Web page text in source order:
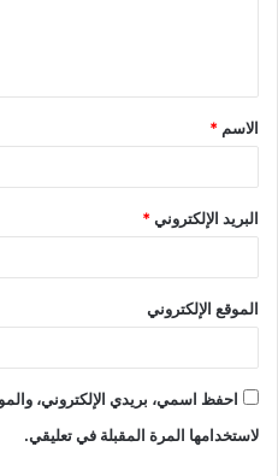
ق
*
الاسم *
البريد الإلكتروني*
الموقع الإلكتروني
احفظ اسمي، بريدي الإلكتروني،
لاستخدامها المرة المقبلة في تعليقي.